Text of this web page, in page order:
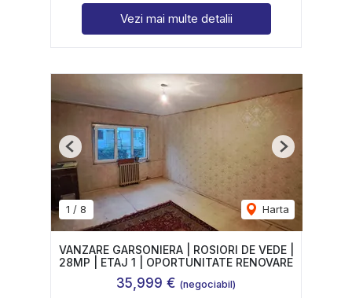
Vezi mai multe detalii
1 / 8 Harta
Previous Next
VANZARE GARSONIERA | ROSIORI DE VEDE |
28MP | ETAJ 1 | OPORTUNITATE RENOVARE
35,999 € (negociabil)